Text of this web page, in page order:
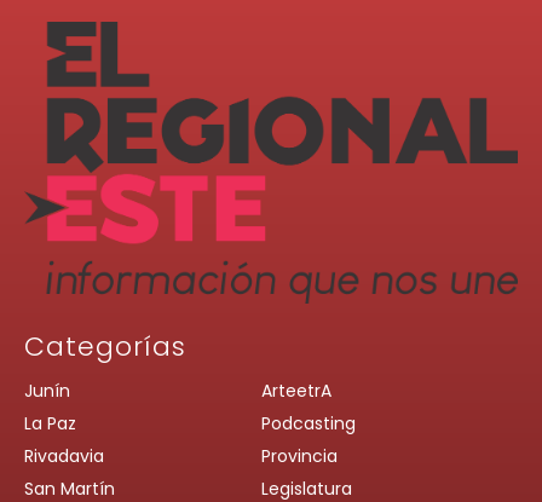
Categorías
Junín
La Paz
Rivadavia
San Martín
ArteetrA
Podcasting
Provincia
Legislatura